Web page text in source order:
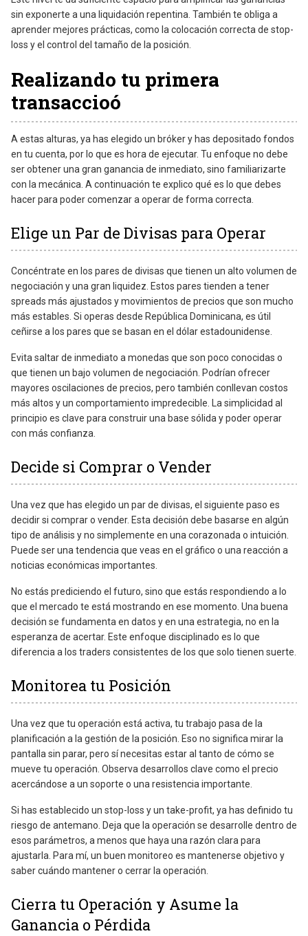
sin exponerte a una liquidación repentina. También te obliga a
aprender mejores prácticas, como la colocación correcta de stop-
loss y el control del tamaño de la posición.
Realizando tu primera
transaccioó
A estas alturas, ya has elegido un bróker y has depositado fondos
en tu cuenta, por lo que es hora de ejecutar. Tu enfoque no debe
ser obtener una gran ganancia de inmediato, sino familiarizarte
con la mecánica. A continuación te explico qué es lo que debes
hacer para poder comenzar a operar de forma correcta.
Elige un Par de Divisas para Operar
Concéntrate en los pares de divisas que tienen un alto volumen de
negociación y una gran liquidez. Estos pares tienden a tener
spreads más ajustados y movimientos de precios que son mucho
más estables. Si operas desde República Dominicana, es útil
ceñirse a los pares que se basan en el dólar estadounidense.
Evita saltar de inmediato a monedas que son poco conocidas o
que tienen un bajo volumen de negociación. Podrían ofrecer
mayores oscilaciones de precios, pero también conllevan costos
más altos y un comportamiento impredecible. La simplicidad al
principio es clave para construir una base sólida y poder operar
con más confianza.
Decide si Comprar o Vender
Una vez que has elegido un par de divisas, el siguiente paso es
decidir si comprar o vender. Esta decisión debe basarse en algún
tipo de análisis y no simplemente en una corazonada o intuición.
Puede ser una tendencia que veas en el gráfico o una reacción a
noticias económicas importantes.
No estás prediciendo el futuro, sino que estás respondiendo a lo
que el mercado te está mostrando en ese momento. Una buena
decisión se fundamenta en datos y en una estrategia, no en la
esperanza de acertar. Este enfoque disciplinado es lo que
diferencia a los traders consistentes de los que solo tienen suerte.
Monitorea tu Posición
Una vez que tu operación está activa, tu trabajo pasa de la
planificación a la gestión de la posición. Eso no significa mirar la
pantalla sin parar, pero sí necesitas estar al tanto de cómo se
mueve tu operación. Observa desarrollos clave como el precio
acercándose a un soporte o una resistencia importante.
Si has establecido un stop-loss y un take-profit, ya has definido tu
riesgo de antemano. Deja que la operación se desarrolle dentro de
esos parámetros, a menos que haya una razón clara para
ajustarla. Para mí, un buen monitoreo es mantenerse objetivo y
saber cuándo mantener o cerrar la operación.
Cierra tu Operación y Asume la
Ganancia o Pérdida